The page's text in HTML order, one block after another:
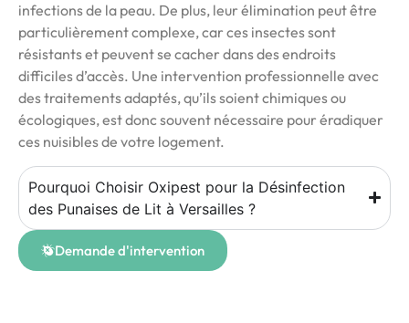
infections de la peau. De plus, leur élimination peut être
particulièrement complexe, car ces insectes sont
résistants et peuvent se cacher dans des endroits
difficiles d’accès. Une intervention professionnelle avec
des traitements adaptés, qu’ils soient chimiques ou
écologiques, est donc souvent nécessaire pour éradiquer
ces nuisibles de votre logement.
Pourquoi Choisir Oxipest pour la Désinfection
des Punaises de Lit à Versailles ?
Demande d'intervention